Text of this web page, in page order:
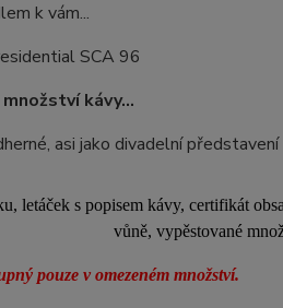
k vám...
SCA 96
kávy...
asi jako divadelní
letáček s popisem kávy, certifikát
vůně, vypěstované
pouze v omezeném množství.